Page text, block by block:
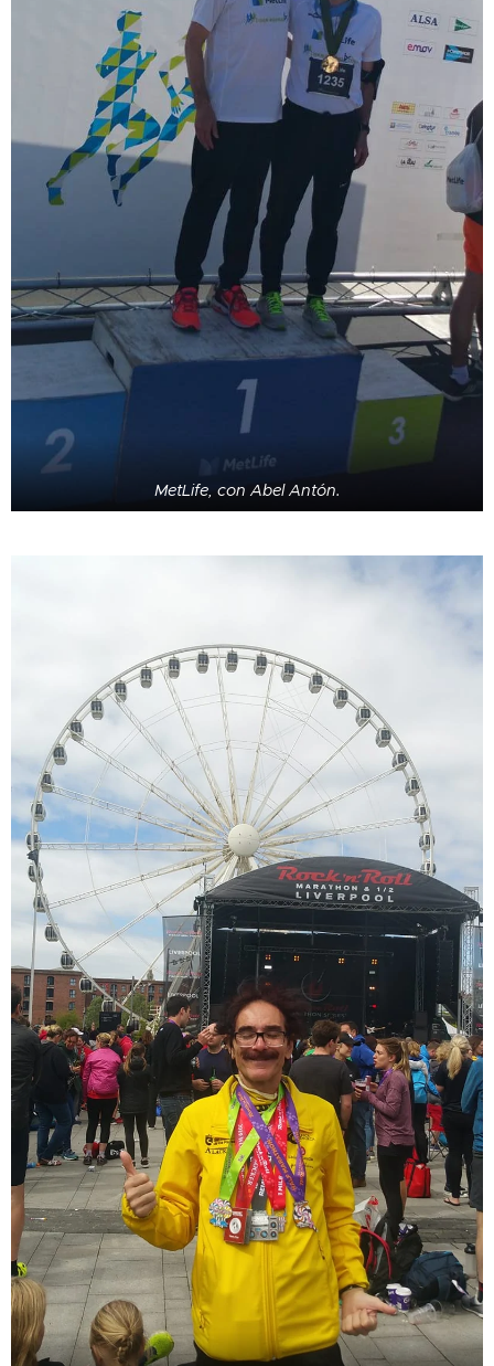
MetLife, con Abel Antón.